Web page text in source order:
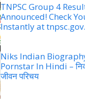
TNPSC Group 4
Announced! Check
Instantly at
Niks Indian
Pornstar In Hindi –
जीवन परिचय